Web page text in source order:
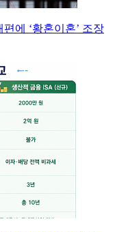
편에 ‘황혼이혼’ 조장